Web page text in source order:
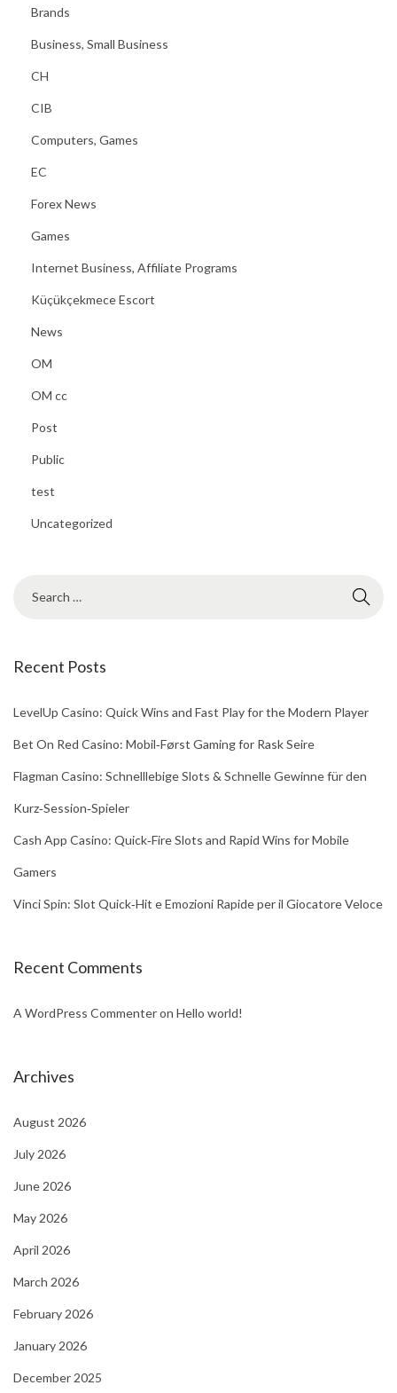
Brands
Business, Small Business
CH
CIB
Computers, Games
EC
Forex News
Games
Internet Business, Affiliate Programs
Küçükçekmece Escort
News
OM
OM cc
Post
Public
test
Uncategorized
Recent Posts
LevelUp Casino: Quick Wins and Fast Play for the Modern Player
Bet On Red Casino: Mobil‑Først Gaming for Rask Seire
Flagman Casino: Schnelllebige Slots & Schnelle Gewinne für den
Kurz‑Session‑Spieler
Cash App Casino: Quick‑Fire Slots and Rapid Wins for Mobile
Gamers
Vinci Spin: Slot Quick‑Hit e Emozioni Rapide per il Giocatore Veloce
Recent Comments
A WordPress Commenteron Hello world!
Archives
August 2026
July 2026
June 2026
May 2026
April 2026
March 2026
February 2026
January 2026
December 2025